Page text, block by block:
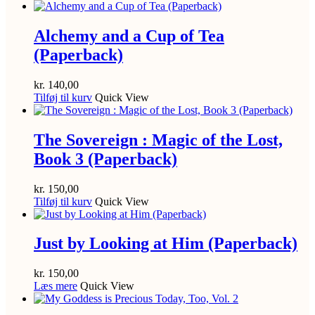
Alchemy and a Cup of Tea
(Paperback)
kr. 140,00
Tilføj til kurv Quick View
The Sovereign : Magic of the Lost,
Book 3 (Paperback)
kr. 150,00
Tilføj til kurv Quick View
Just by Looking at Him (Paperback)
kr. 150,00
Læs mere Quick View